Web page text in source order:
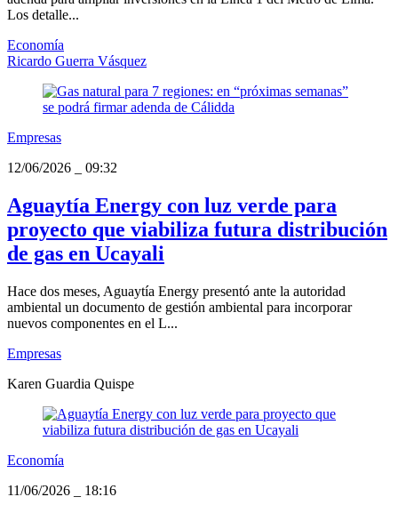
Los detalle...
Economía
Ricardo Guerra Vásquez
Empresas
12/06/2026
09:32
Aguaytía Energy con luz verde para
proyecto que viabiliza futura distribución
de gas en Ucayali
Hace dos meses, Aguaytía Energy presentó ante la autoridad
ambiental un documento de gestión ambiental para incorporar
nuevos componentes en el L...
Empresas
Karen Guardia Quispe
Economía
11/06/2026
18:16